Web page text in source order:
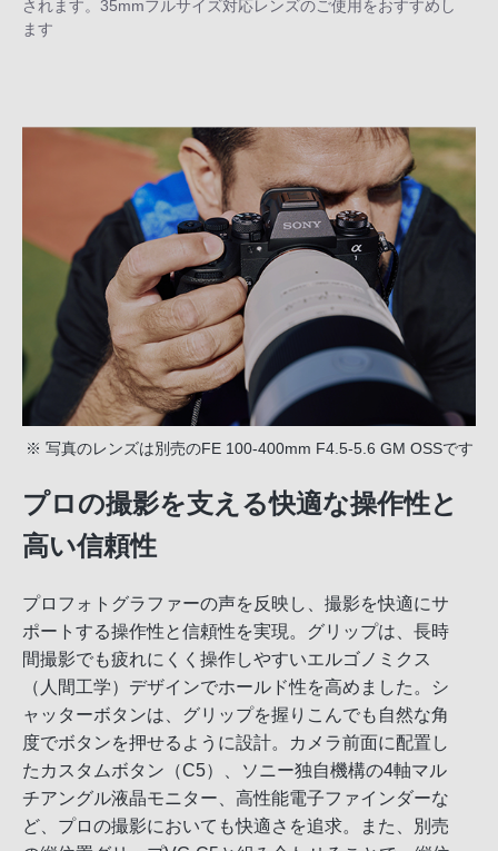
されます。35mmフルサイズ対応レンズのご使用をおすすめし
ます
※ 写真のレンズは別売のFE 100-400mm F4.5-5.6 GM OSSです
プロの撮影を支える快適な操作性と
高い信頼性
プロフォトグラファーの声を反映し、撮影を快適にサ
ポートする操作性と信頼性を実現。グリップは、長時
間撮影でも疲れにくく操作しやすいエルゴノミクス
（人間工学）デザインでホールド性を高めました。シ
ャッターボタンは、グリップを握りこんでも自然な角
度でボタンを押せるように設計。カメラ前面に配置し
たカスタムボタン（C5）、ソニー独自機構の4軸マル
チアングル液晶モニター、高性能電子ファインダーな
ど、プロの撮影においても快適さを追求。また、別売